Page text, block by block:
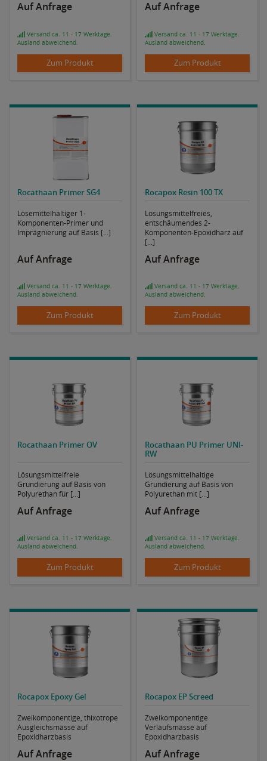
Auf Anfrage
Versand ca. 11 - 17 Werktage.
Ausland abweichend.
Zum Produkt
Auf Anfrage
Versand ca. 11 - 17 Werktage.
Ausland abweichend.
Zum Produkt
Rocathaan Primer SG4
Lösemittelhaltiger 1-
Komponenten-Primer und
Imprägnierung auf Basis [...]
Auf Anfrage
Versand ca. 11 - 17 Werktage.
Ausland abweichend.
Zum Produkt
Rocapox Resin 100 TX
Lösungsmittelfreies,
entschäumendes 2-
Komponenten-Epoxidharz auf
[...]
Auf Anfrage
Versand ca. 11 - 17 Werktage.
Ausland abweichend.
Zum Produkt
Rocathaan Primer OV
Lösungsmittelfreie
Grundierung auf Basis von
Polyurethan für [...]
Auf Anfrage
Versand ca. 11 - 17 Werktage.
Ausland abweichend.
Zum Produkt
Rocathaan PU Primer UNI-
RW
Lösungsmittelhaltige
Grundierung auf Basis von
Polyurethan mit [...]
Auf Anfrage
Versand ca. 11 - 17 Werktage.
Ausland abweichend.
Zum Produkt
Rocapox Epoxy Gel
Zweikomponentige, thixotrope
Ausgleichsmasse auf
Epoxidharzbasis
Auf Anfrage
Rocapox EP Screed
Zweikomponentige
Verlaufsmasse auf
Epoxidharzbasis
Auf Anfrage